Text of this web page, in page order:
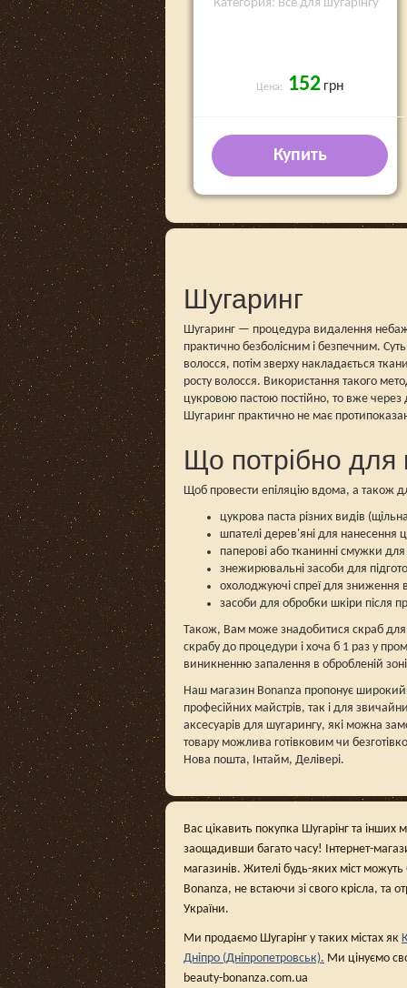
Цена: 152 грн
Купить
Шугаринг
Шугаринг — процедура видалення
практично безболісним і безпечним.
волосся, потім зверху накладається
росту волосся. Використання такого
цукровою пастою постійно, то вже через
Шугаринг практично не має
Що потрібно для
Щоб провести епіляцію вдома, а також
цукрова паста різних видів
шпателі дерев'яні для нанесення
паперові або тканинні смужки
знежирювальні засоби для
охолоджуючі спреї для зниження
засоби для обробки шкіри після
Також, Вам може знадобитися скраб для
скрабу до процедури і хоча б 1 раз у
виникненню запалення в обробленій
Наш магазин Bonanza пропонує широкий
професійних майстрів, так і для
аксесуарів для шугарингу, які можна
товару можлива готівковим чи
Нова пошта, Інтайм, Делівері.
Вас цікавить покупка Шугарінг та інших
заощадивши багато часу! Інтернет-
магазинів. Жителі будь-яких міст
Bonanza, не встаючи зі свого крісла, та
України.
Ми продаємо Шугарінг у таких містах як
Дніпро (Дніпропетровськ). Ми цінуємо
beauty-bonanza.com.ua